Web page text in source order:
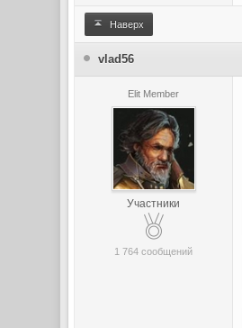
Наверх
vlad56
Elit Member
Участники
1 764 сообщений